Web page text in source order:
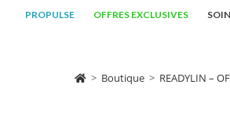
PROPULSE OFFRES EXCLUSIVES
> Boutique > READYLIN –